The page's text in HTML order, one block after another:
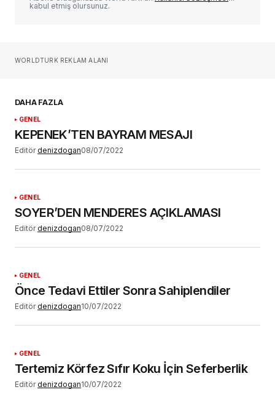
Sizin adınız*
Daha sonraki yorumlarımda kullanılması için
adım, e-posta adresim ve site adresim bu
tarayıcıya kaydedilsin.
YORUM GÖNDER
kabul etmiş olursunuz.
WORLDTURK REKLAM ALANI
DAHA FAZLA
GENEL
KEPENEK’TEN BAYRAM MESAJI
Editör denizdogan08/07/2022
GENEL
SOYER’DEN MENDERES AÇIKLAMASI
Editör denizdogan08/07/2022
GENEL
Önce Tedavi Ettiler Sonra Sahiplendiler
Editör denizdogan10/07/2022
GENEL
Tertemiz Körfez Sıfır Koku İçin Seferberlik
Editör denizdogan10/07/2022